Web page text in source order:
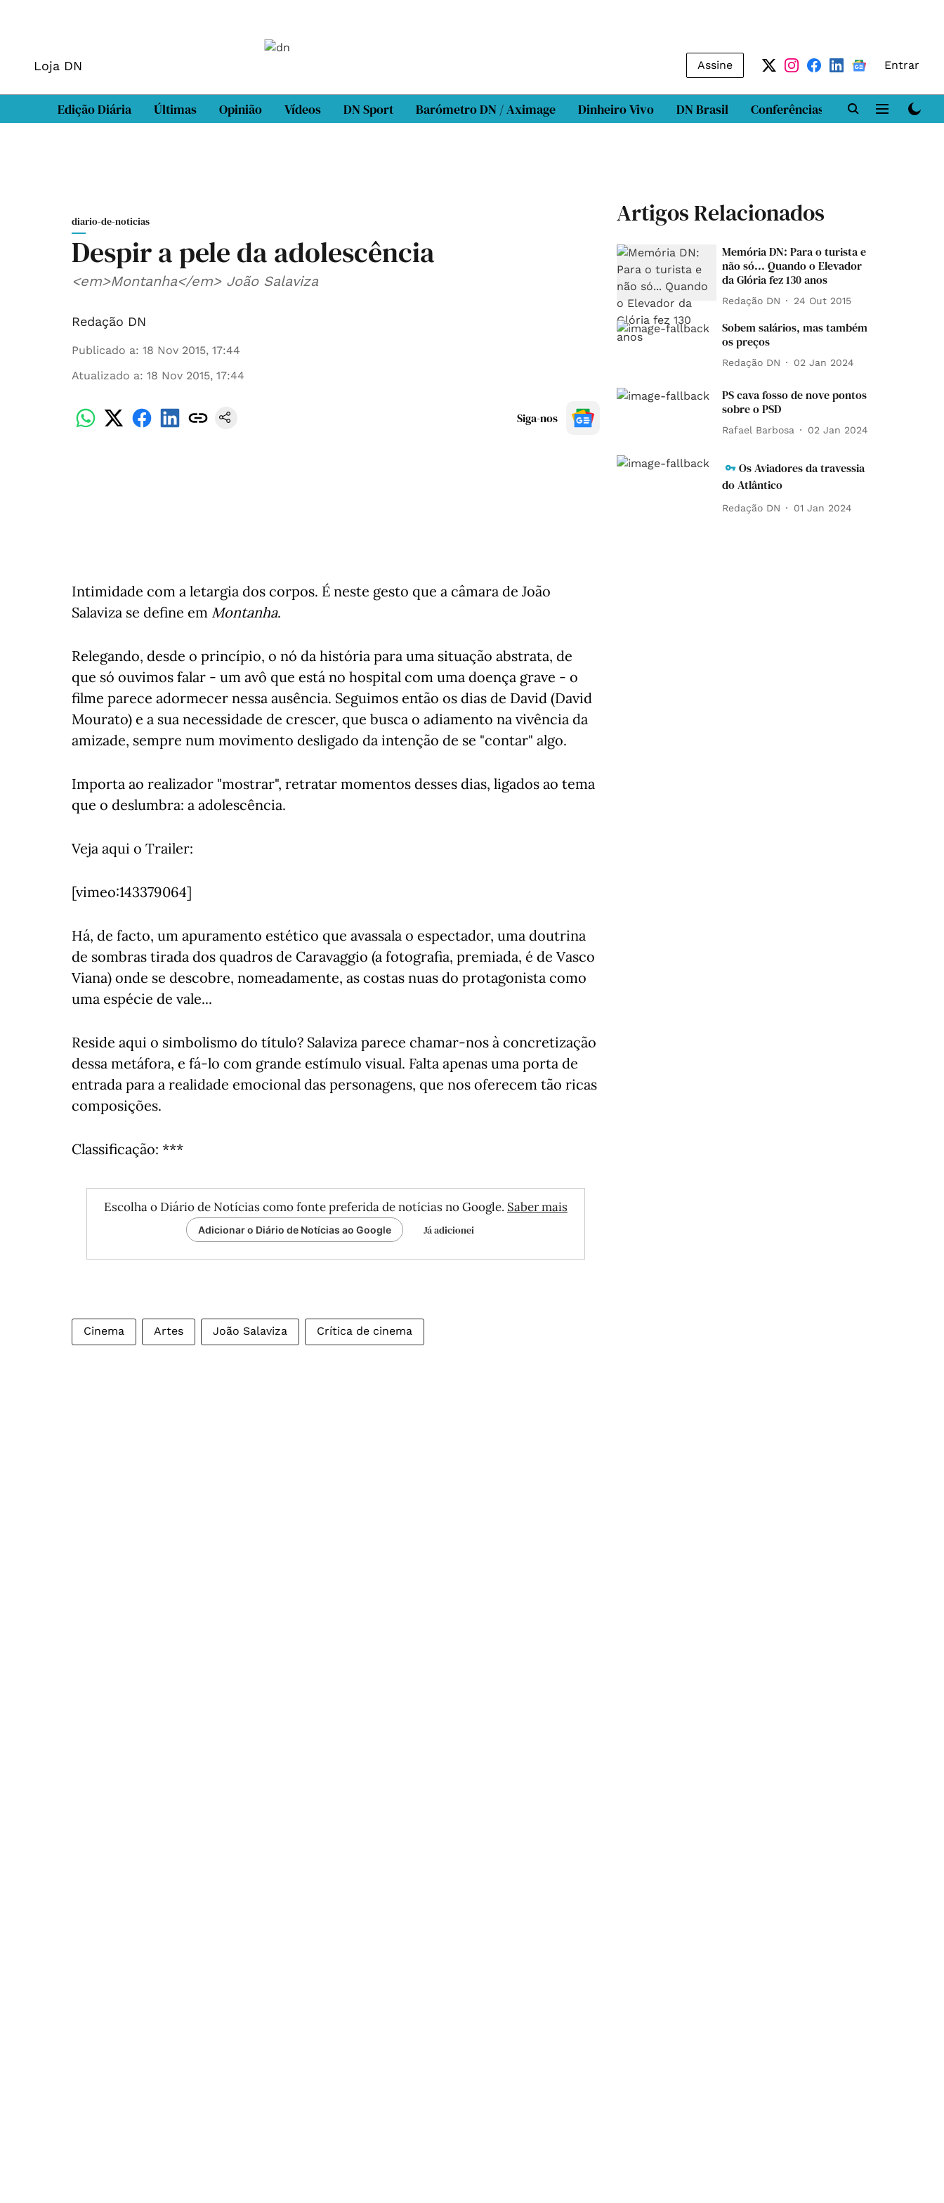
Loja DN Assine Entrar
Edição Diária Últimas Opinião Vídeos DN Sport Barómetro DN / Aximage Dinheiro Vivo DN Brasil Conferências DN LAB
diario-de-noticias
Despir a pele da adolescência
<em>Montanha</em> João Salaviza
Redação DN
Publicado a: 18 Nov 2015, 17:44
Atualizado a: 18 Nov 2015, 17:44
Siga-nos
Intimidade com a letargia dos corpos. É neste gesto que a câmara de João
Salaviza se define em Montanha.
Relegando, desde o princípio, o nó da história para uma situação abstrata, de
que só ouvimos falar - um avô que está no hospital com uma doença grave - o
filme parece adormecer nessa ausência. Seguimos então os dias de David (David
Mourato) e a sua necessidade de crescer, que busca o adiamento na vivência da
amizade, sempre num movimento desligado da intenção de se "contar" algo.
Importa ao realizador "mostrar", retratar momentos desses dias, ligados ao tema
que o deslumbra: a adolescência.
Veja aqui o Trailer:
[vimeo:143379064]
Há, de facto, um apuramento estético que avassala o espectador, uma doutrina
de sombras tirada dos quadros de Caravaggio (a fotografia, premiada, é de Vasco
Viana) onde se descobre, nomeadamente, as costas nuas do protagonista como
uma espécie de vale...
Reside aqui o simbolismo do título? Salaviza parece chamar-nos à concretização
dessa metáfora, e fá-lo com grande estímulo visual. Falta apenas uma porta de
entrada para a realidade emocional das personagens, que nos oferecem tão ricas
composições.
Classificação: ***
Escolha o Diário de Notícias como fonte preferida de notícias no Google. Saber mais
Adicionar o Diário de Notícias ao Google Já adicionei
Cinema Artes João Salaviza Crítica de cinema
Artigos Relacionados
Memória DN: Para o turista e
não só... Quando o Elevador
da Glória fez 130 anos
Redação DN 24 Out 2015
Sobem salários, mas também
os preços
Redação DN 02 Jan 2024
PS cava fosso de nove pontos
sobre o PSD
Rafael Barbosa 02 Jan 2024
Os Aviadores da travessia
do Atlântico
Redação DN 01 Jan 2024